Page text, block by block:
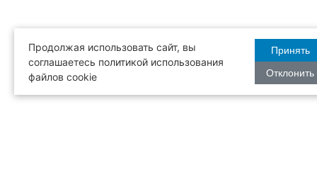
Продолжая использовать сайт, вы
соглашаетесь политикой использования
файлов cookie
Принять
Отклонить